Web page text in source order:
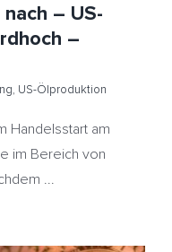
– US-
–
, US-Ölproduktion
Handelsstart am
im Bereich von
...